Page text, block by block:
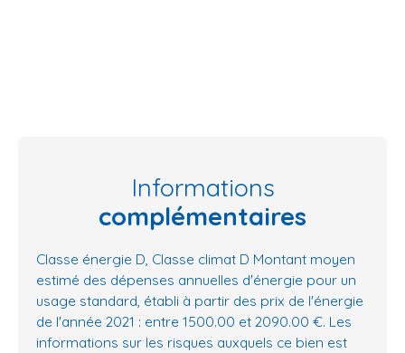
Informations
complémentaires
Classe énergie D, Classe climat D Montant moyen
estimé des dépenses annuelles d'énergie pour un
usage standard, établi à partir des prix de l'énergie
de l'année 2021 : entre 1500.00 et 2090.00 €. Les
informations sur les risques auxquels ce bien est